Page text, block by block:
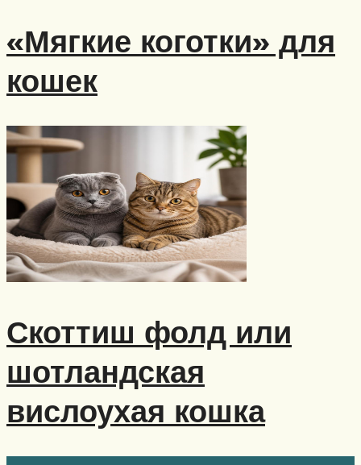
«Мягкие коготки» для
кошек
Скоттиш фолд или
шотландская
вислоухая кошка